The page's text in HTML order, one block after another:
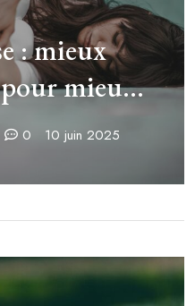
: mieux
mieux
0 10 juin 2025